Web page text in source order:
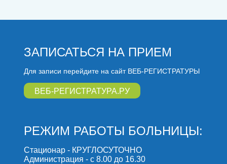
ЗАПИСАТЬСЯ НА ПРИЕМ
Для записи перейдите на сайт ВЕБ-РЕГИСТРАТУРЫ
ВЕБ-РЕГИСТРАТУРА.РУ
РЕЖИМ РАБОТЫ БОЛЬНИЦЫ:
Стационар - КРУГЛОСУТОЧНО
Администрация - с 8.00 до 16.30